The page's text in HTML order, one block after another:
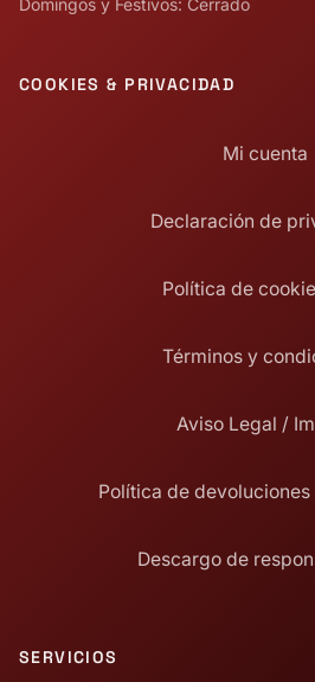
COOKIES & PRIVACIDAD
Mi cuenta
Declaración de
Política de
Términos y
Aviso Legal /
Política de
Descargo de
SERVICIOS